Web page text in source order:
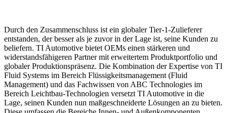
Durch den Zusammenschluss ist ein globaler Tier-1-Zulieferer
entstanden, der besser als je zuvor in der Lage ist, seine Kunden zu
beliefern. TI Automotive bietet OEMs einen stärkeren und
widerstandsfähigeren Partner mit erweitertem Produktportfolio und
globaler Produktionspräsenz. Die Kombination der Expertise von TI
Fluid Systems im Bereich Flüssigkeitsmanagement (Fluid
Management) und das Fachwissen von ABC Technologies im
Bereich Leichtbau-Technologien versetzt TI Automotive in die
Lage, seinen Kunden nun maßgeschneiderte Lösungen an zu bieten.